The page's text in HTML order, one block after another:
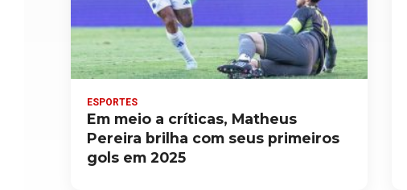
ESPORTES
Em meio a críticas, Matheus
Pereira brilha com seus primeiros
gols em 2025